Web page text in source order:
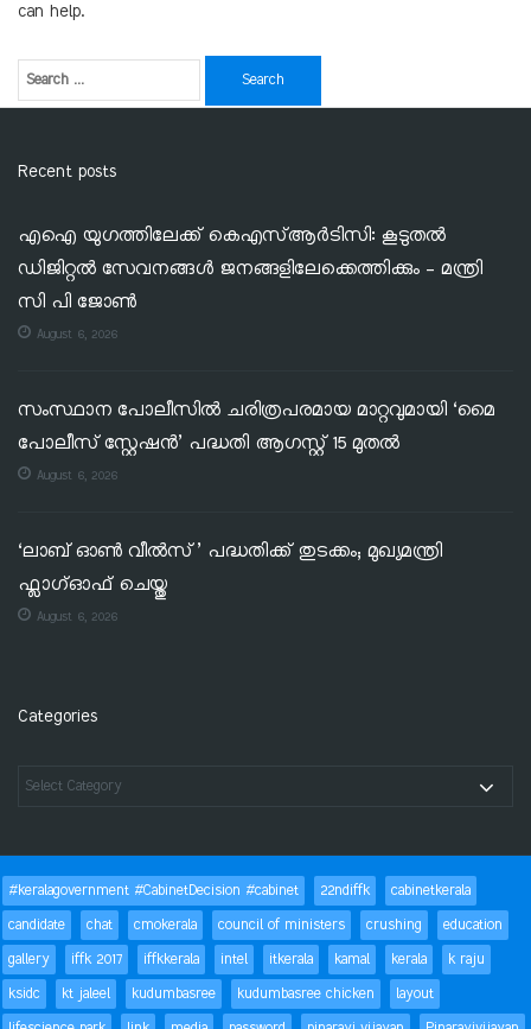
can help.
Recent posts
എഐ യുഗത്തിലേക്ക് കെഎസ്ആർടിസി: കൂടുതൽ
ഡിജിറ്റൽ സേവനങ്ങൾ ജനങ്ങളിലേക്കെത്തിക്കും – മന്ത്രി
സി പി ജോൺ
August 6, 2026
സംസ്ഥാന പോലീസിൽ ചരിത്രപരമായ മാറ്റവുമായി ‘മൈ
പോലീസ് സ്റ്റേഷൻ’ പദ്ധതി ആഗസ്റ്റ് 15 മുതൽ
August 6, 2026
‘ലാബ് ഓൺ വീൽസ്’ പദ്ധതിക്ക് തുടക്കം; മുഖ്യമന്ത്രി
ഫ്ലാഗ്ഓഫ് ചെയ്തു
August 6, 2026
Categories
#keralagovernment #CabinetDecision #cabinet 22ndiffk
cabinetkerala
candidate
chat cmokerala council of ministers crushing
education
gallery
iffk 2017 iffkkerala intel itkerala kamal kerala
k raju
ksidc
kt jaleel kudumbasree kudumbasree chicken
layout